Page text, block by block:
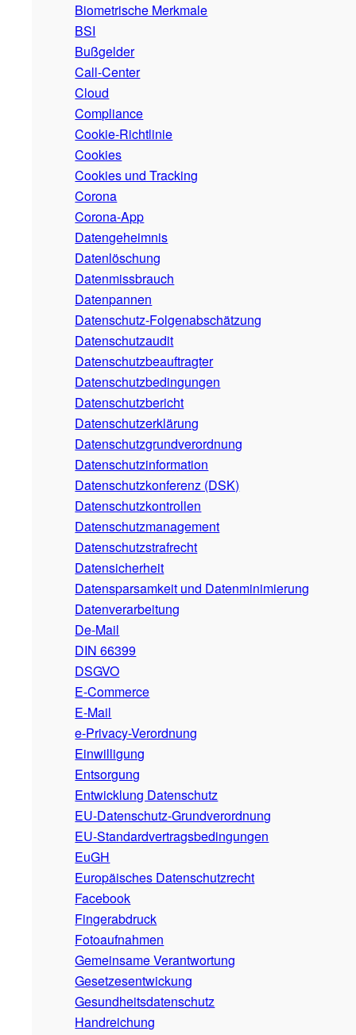
Biometrische Merkmale
BSI
Bußgelder
Call-Center
Cloud
Compliance
Cookie-Richtlinie
Cookies
Cookies und Tracking
Corona
Corona-App
Datengeheimnis
Datenlöschung
Datenmissbrauch
Datenpannen
Datenschutz-Folgenabschätzung
Datenschutzaudit
Datenschutzbeauftragter
Datenschutzbedingungen
Datenschutzbericht
Datenschutzerklärung
Datenschutzgrundverordnung
Datenschutzinformation
Datenschutzkonferenz (DSK)
Datenschutzkontrollen
Datenschutzmanagement
Datenschutzstrafrecht
Datensicherheit
Datensparsamkeit und Datenminimierung
Datenverarbeitung
De-Mail
DIN 66399
DSGVO
E-Commerce
E-Mail
e-Privacy-Verordnung
Einwilligung
Entsorgung
Entwicklung Datenschutz
EU-Datenschutz-Grundverordnung
EU-Standardvertragsbedingungen
EuGH
Europäisches Datenschutzrecht
Facebook
Fingerabdruck
Fotoaufnahmen
Gemeinsame Verantwortung
Gesetzesentwickung
Gesundheitsdatenschutz
Handreichung